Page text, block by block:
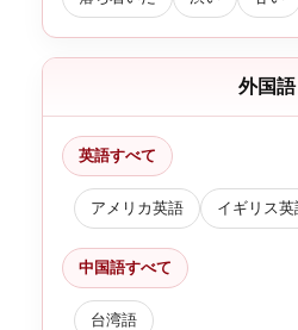
外国語
英語すべて
アメリカ英語 イギリス英
中国語すべて
台湾語